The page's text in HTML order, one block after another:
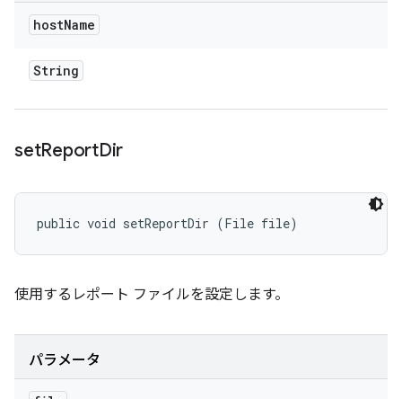
hostName
String
setReportDir
public void setReportDir (File file)
使用するレポート ファイルを設定します。
パラメータ